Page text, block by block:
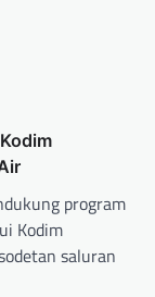
program
Kodim
saluran